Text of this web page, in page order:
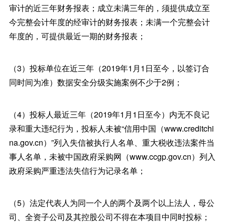
审计的近三年财务报表；成立未满三年的，须提供成立至
今完整会计年度的经审计的财务报表；未满一个完整会计
年度的，可提供最近一期的财务报表；
（3）投标单位在近三年（2019年1月1日至今，以签订合
同时间为准）数据安全分级实施案例不少于2例；
（4）投标人最近三年（2019年1月1日至今）内无不良记
录和重大违纪行为，投标人未被“信用中国（www.creditchi
na.gov.cn）”列入失信被执行人名单、重大税收违法案件当
事人名单，未被中国政府采购网（www.ccgp.gov.cn）列入
政府采购严重违法失信行为记录名单；
（5）法定代表人为同一个人的两个及两个以上法人，母公
司、全资子公司及其控股公司不得在本项目中同时投标；